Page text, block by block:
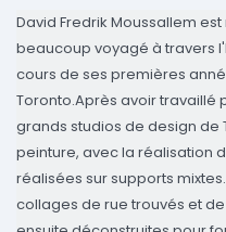
David Fredrik Moussallem est
beaucoup voyagé à travers
cours de ses premières
Toronto.Après avoir travaillé
grands studios de design de
peinture, avec la réalisation
réalisées sur supports
collages de rue trouvés et